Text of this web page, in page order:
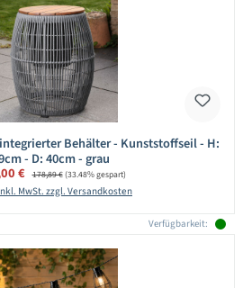
Behälter - Kunststoffseil - H:
- D: 40cm - grau
€ Regulärer Preis:
178,89 €(33.48% gespart)
MwSt. zzgl. Versandkosten
Verfügbarkeit: